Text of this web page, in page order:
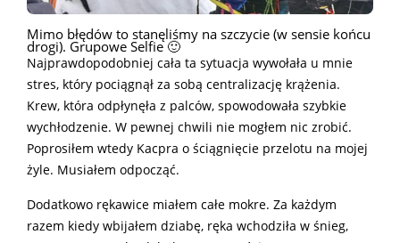
Mimo błędów to stanęliśmy na szczycie (w sensie końcu
drogi). Grupowe Selfie 🙂
Najprawdopodobniej cała ta sytuacja wywołała u mnie
stres, który pociągnął za sobą centralizację krążenia.
Krew, która odpłynęła z palców, spowodowała szybkie
wychłodzenie. W pewnej chwili nie mogłem nic zrobić.
Poprosiłem wtedy Kacpra o ściągnięcie przelotu na mojej
żyle. Musiałem odpocząć.
Dodatkowo rękawice miałem całe mokre. Za każdym
razem kiedy wbijałem dziabę, ręka wchodziła w śnieg,